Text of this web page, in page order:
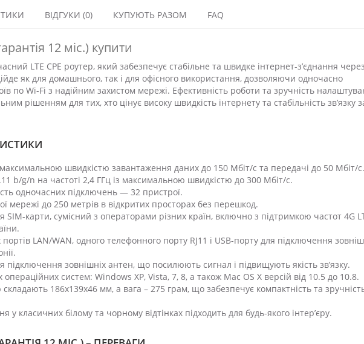
ВІДГУКИ (0) КУПУЮТЬ РАЗОМ FAQ
12 міс.) купити
LTE CPE роутер, який забезпечує стабільне та швидке інтернет-з’єднання через
як для домашнього, так і для офісного використання, дозволяючи одночасно
по Wi-Fi з надійним захистом мережі. Ефективність роботи та зручність
рішенням для тих, хто цінує високу швидкість інтернету та стабільність зв’язку
максимальною швидкістю завантаження даних до 150 Мбіт/с та передачі до 50 Мбіт/с.
b/g/n на частоті 2,4 ГГц із максимальною швидкістю до 300 Мбіт/с.
одночасних підключень — 32 пристрої.
мережі до 250 метрів в відкритих просторах без перешкод.
SIM-карти, сумісний з операторами різних країн, включно з підтримкою частот 4G
LAN/WAN, одного телефонного порту RJ11 і USB-порту для підключення
підключення зовнішніх антен, що посилюють сигнал і підвищують якість зв’язку.
систем: Windows XP, Vista, 7, 8, а також Mac OS X версій від 10.5 до 10.8.
186х139х46 мм, а вага – 275 грам, що забезпечує компактність та
у класичних білому та чорному відтінках підходить для будь-якого інтер’єру.